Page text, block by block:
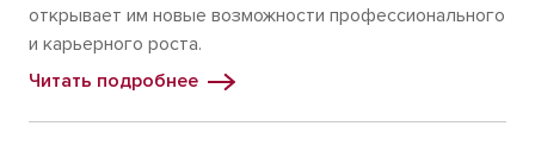
открывает им новые возможности профессионального
и карьерного роста.
Читать подробнее